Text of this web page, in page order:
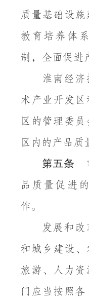
质量基础设
教育培养体
制，全面促进
淮南经
术产业开发
区的管理委
区内的产品质
第五条
品质量促进
作。
发展和
和城乡建设
旅游、人力
门应当按照